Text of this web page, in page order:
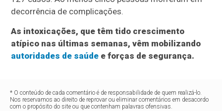
decorrência de complicações.
As intoxicações, que têm tido crescimento
atípico nas últimas semanas, vêm mobilizando
autoridades de saúde e forças de segurança.
* O conteúdo de cada comentário é de responsabilidade de quem realizá-lo.
Nos reservamos ao direito de reprovar ou eliminar comentários em desacordo
com o propósito do site ou que contenham palavras ofensivas.